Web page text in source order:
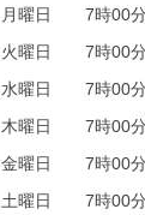
月曜日
7時00
火曜日
7時00
水曜日
7時00
木曜日
7時00
金曜日
7時00
土曜日
7時00